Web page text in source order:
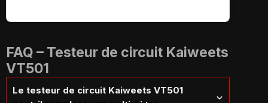
FAQ – Testeur de circuit Kaiweets
VT501
Le testeur de circuit Kaiweets VT501